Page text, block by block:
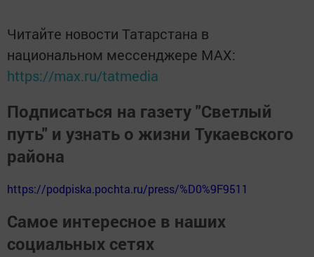
Читайте новости Татарстана в
национальном мессенджере MАХ:
https://max.ru/tatmedia
Подписаться на газету "Светлый
путь" и узнать о жизни Тукаевского
района
https://podpiska.pochta.ru/press/%D0%9F9511
Самое интересное в наших
социальных сетях